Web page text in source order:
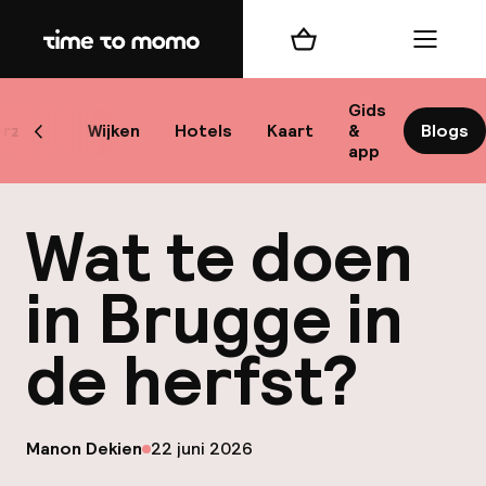
Home
Wijken Hotels Kaart
Gids
&
app
Blogs
Scroll naar links
Winkelmand Menu
Wat te doen
in Brugge in
de herfst?
Gepubliceerd door
Manon Dekien op
22 juni 2026